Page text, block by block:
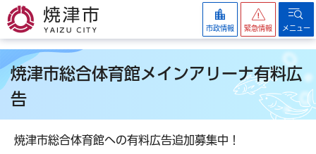
焼津市
市政情報 緊急情報 メニュー
焼津市総合体育館メインアリーナ有料広
告
焼津市総合体育館への有料広告追加募集中！